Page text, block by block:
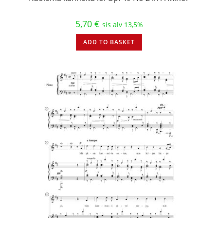
5,70 € sis alv 13,5%
ADD TO BASKET